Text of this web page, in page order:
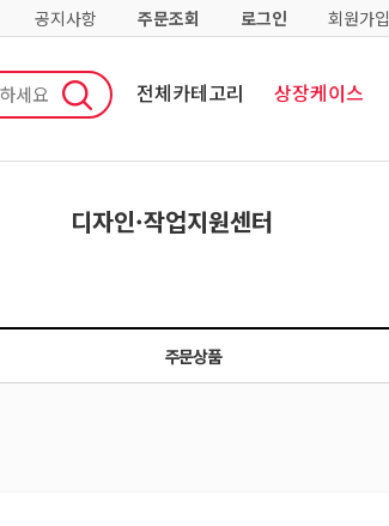
공지사항 주문조회 로그인 회원가입
전체카테고리 상장케이스
디자인·작업지원센터
주문상품